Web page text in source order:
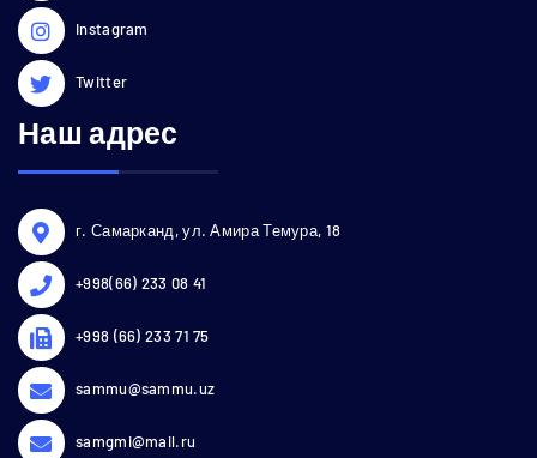
Instagram
Twitter
Наш адрес
г. Самарканд, ул. Амира Темура, 18
+998(66) 233 08 41
+998 (66) 233 71 75
sammu@sammu.uz
samgmi@mail.ru